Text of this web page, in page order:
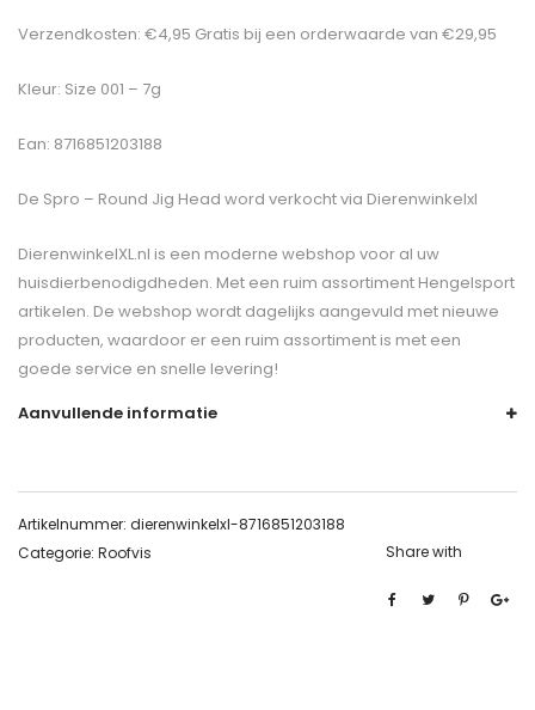
Verzendkosten: €4,95 Gratis bij een orderwaarde van €29,95
Kleur: Size 001 – 7g
Ean: 8716851203188
De Spro – Round Jig Head word verkocht via Dierenwinkelxl
DierenwinkelXL.nl is een moderne webshop voor al uw
huisdierbenodigdheden. Met een ruim assortiment Hengelsport
artikelen. De webshop wordt dagelijks aangevuld met nieuwe
producten, waardoor er een ruim assortiment is met een
goede service en snelle levering!
Aanvullende informatie
Artikelnummer: dierenwinkelxl-8716851203188
Categorie: Roofvis Share with